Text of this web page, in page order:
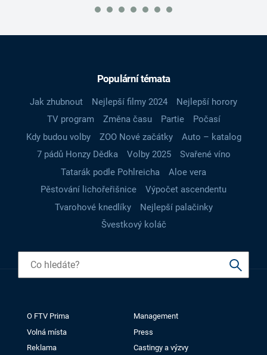
Populární témata
Jak zhubnout Nejlepší filmy 2024
Nejlepší horory
TV program
Změna času Partie
Počasí
Kdy budou volby
ZOO Nové začátky
Auto – katalog
7 pádů Honzy Dědka
Volby 2025
Svařené víno
Tatarák podle Pohlreicha
Aloe vera
Pěstování lichořeřišnice
Výpočet ascendentu
Tvarohové knedlíky
Nejlepší palačinky
Švestkový koláč
O FTV Prima
Management
Volná místa
Press
Reklama
Castingy a výzvy